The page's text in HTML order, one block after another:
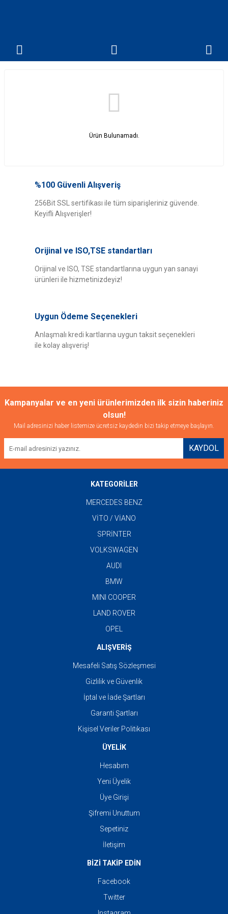
Ürün Bulunamadı.
%100 Güvenli Alışveriş
256Bit SSL sertifikası ile tüm siparişleriniz güvende.
Keyifli Alışverişler!
Orijinal ve ISO,TSE standartları
Orijinal ve ISO, TSE standartlarına uygun yan sanayi
ürünleri ile hizmetinizdeyiz!
Uygun Ödeme Seçenekleri
Anlaşmalı kredi kartlarına uygun taksit seçenekleri
ile kolay alışveriş!
Kampanyalar ve en yeni ürünlerimizden ilk sizin haberiniz
olsun!
Mail adresinizi haber listemize ücretsiz kaydedin bizi takip etmeye başlayın.
KAYDOL
KATEGORİLER
MERCEDES BENZ
VİTO / VİANO
SPRİNTER
VOLKSWAGEN
AUDI
BMW
MINI COOPER
LAND ROVER
OPEL
ALIŞVERİŞ
Mesafeli Satış Sözleşmesi
Gizlilik ve Güvenlik
İptal ve İade Şartları
Garanti Şartları
Kişisel Veriler Politikası
ÜYELİK
Hesabım
Yeni Üyelik
Üye Girişi
Şifremi Unuttum
Sepetiniz
İletişim
BİZİ TAKİP EDİN
Facebook
Twitter